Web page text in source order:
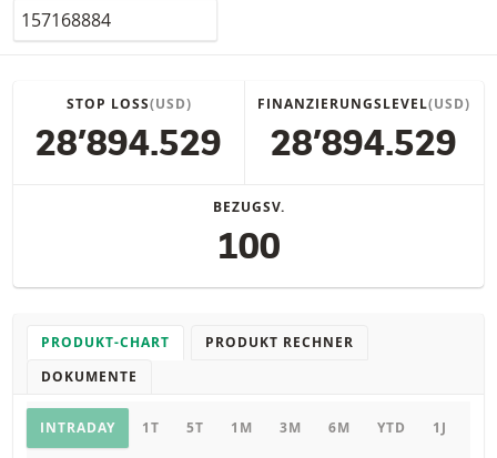
Valor
STOP LOSS(USD)
28’894.529
FINANZIERUNGSLEVEL(USD)
28’894.529
BEZUGSV.
100
PRODUKT-CHART
PRODUKT RECHNER
DOKUMENTE
Chart
INTRADAY 1T 5T 1M 3M 6M YTD 1J